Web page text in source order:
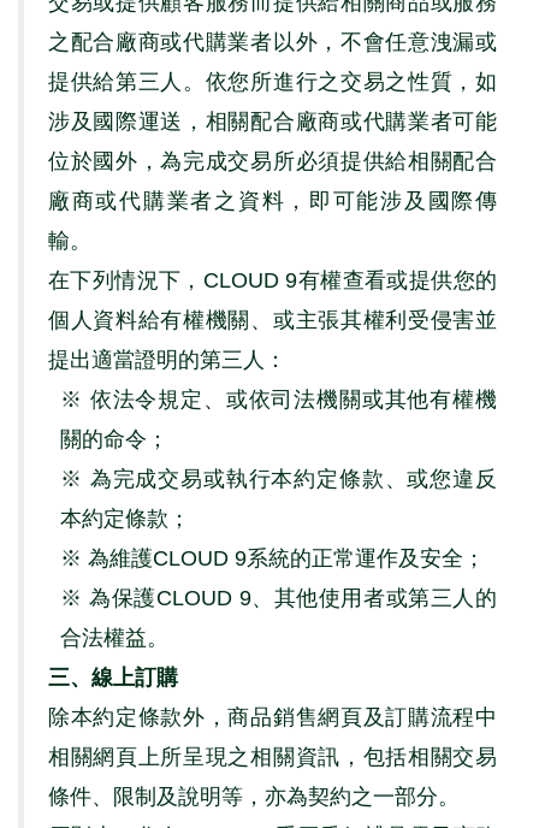
之配合廠商或代購業者以外，不會任意洩漏或
提供給第三人。依您所進行之交易之性質，如
涉及國際運送，相關配合廠商或代購業者可能
位於國外，為完成交易所必須提供給相關配合
廠商或代購業者之資料，即可能涉及國際傳
輸。
在下列情況下， CLOUD 9有權查看或提供您的
個人資料給有權機關、或主張其權利受侵害並
提出適當證明的第三人：
※ 依法令規定、或依司法機關或其他有權機
關的命令；
※ 為完成交易或執行本約定條款、或您違反
本約定條款；
※ 為維護CLOUD 9系統的正常運作及安全；
※ 為保護CLOUD 9、其他使用者或第三人的
合法權益。
三、線上訂購
除本約定條款外，商品銷售網頁及訂購流程中
相關網頁上所呈現之相關資訊，包括相關交易
條件、限制及說明等，亦為契約之一部分。